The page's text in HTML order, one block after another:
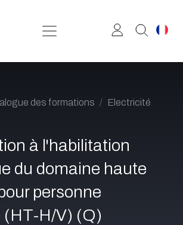
des formations
Electricité
à l'habilitation
du domaine haute
personne
(HT-H/V) (Q)